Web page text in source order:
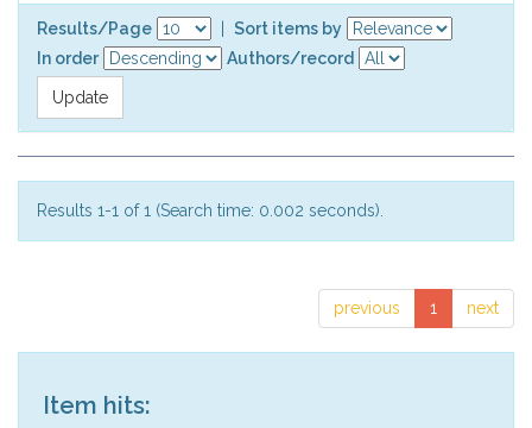
Results/Page
Sort items by
In order
Authors/record
Results 1-1 of 1 (Search time: 0.002 seconds).
previous 1 next
Item hits: